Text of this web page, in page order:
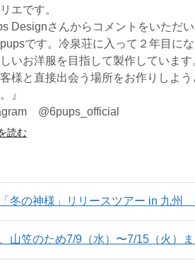
エです。
Designさんからコメントをいただ
pupsです。冷泉荘に入って２年目に
いお洋服を目指して製作していま
様と直接出会う場所をお作りしよ
』
@6pups_official
読む
「冬の神様」リリースツアー in 九州
山笠のため7/9（水）〜7/15（火）